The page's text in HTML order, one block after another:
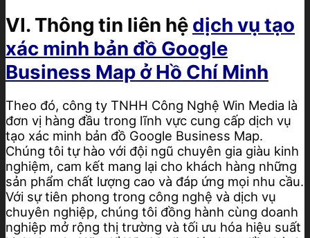
VI. Thông tin liên hệ dịch vụ tạo
xác minh bản đồ Google
Business Map ở Hồ Chí Minh
Theo đó, công ty TNHH Công Nghệ Win Media là
đơn vị hàng đầu trong lĩnh vực cung cấp dịch vụ
tạo xác minh bản đồ Google Business Map.
Chúng tôi tự hào với đội ngũ chuyên gia giàu kinh
nghiệm, cam kết mang lại cho khách hàng những
sản phẩm chất lượng cao và đáp ứng mọi nhu cầu.
Với sự tiên phong trong công nghệ và dịch vụ
chuyên nghiệp, chúng tôi đồng hành cùng doanh
nghiệp mở rộng thị trường và tối ưu hóa hiệu suất